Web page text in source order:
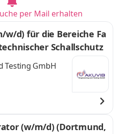
per Mail erhalten
d) für die Bereiche Fa
Schallschutz
Testing GmbH
(w/m/d) (Dortmund,